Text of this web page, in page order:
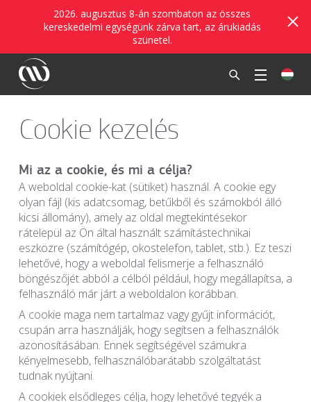
2026. augusztus 8-án szombaton az összes
kereskedelmi egységünk zárva tart, az árukiadás
szünetel.
Cookie kezelés
Mi az a cookie, és mi a célja?
A weboldal cookie-kat (sütiket) használ. A cookie egy
olyan fájl (kis adatcsomag, betűkből és számokból álló
kicsi állomány), amely az oldal megtekintésekor
rátelepül az Ön által használt számítástechnikai
eszközre (számítógép, okostelefon, tablet, stb.). Ez teszi
lehetővé, hogy a weboldal felismerje a felhasználó
böngészőjét abból a célból például, hogy megállapítsa, a
felhasználó már járt a weboldalon korábban.
A cookie maga nem tartalmaz vagy gyűjt információt,
csupán arra használják, hogy segítsen a felhasználók
azonosításában. Ennek segítségével számukra
kényelmesebb, felhasználóbarátabb szolgáltatást
tudnak nyújtani.
A cookiek elsődleges célja, hogy lehetővé tegyék a